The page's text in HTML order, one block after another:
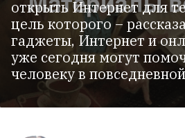
открыть Интернет для
цель которого –
гаджеты, Интернет и
уже сегодня могут
человеку в